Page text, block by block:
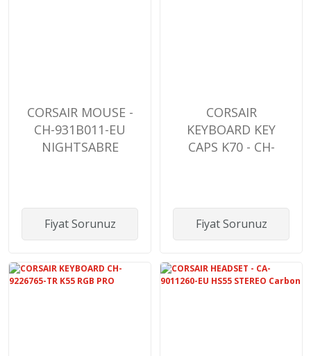
CORSAIR MOUSE -
CH-931B011-EU
NIGHTSABRE
Fiyat Sorunuz
CORSAIR
KEYBOARD KEY
CAPS K70 - CH-
Fiyat Sorunuz